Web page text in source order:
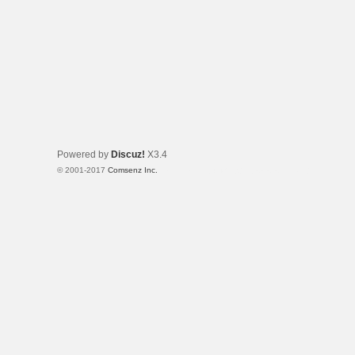
Powered by Discuz! X3.4
© 2001-2017 Comsenz Inc.